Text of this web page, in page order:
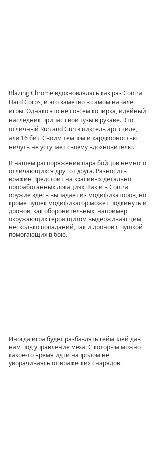
Blazing Chrome вдохновлялась как раз Contra
Hard Corps, и это заметно в самом начале
игры. Однако это не совсем копирка, идейный
наследник припас свои тузы в рукаве. Это
отличный Run and Gun в пиксель арт стиле,
аля 16 бит. Своим темпом и хардкорностью
ничуть не уступает своему вдохновителю.
В нашем распоряжении пара бойцов немного
отличающихся друг от друга. Разносить
вражин предстоит на красивых детально
проработанных локациях. Как и в Contra
оружие здесь выпадает из модификаторов, но
кроме пушек модификатор может подкинуть и
дронов, как оборонительных, например
окружающих героя щитом выдерживающим
несколько попаданий, так и дронов с пушкой
помогающих в бою.
Иногда игра будет разбавлять геймплей дав
нам под управление меха. С которым можно
какое-то время идти напролом не
уворачиваясь от вражеских снарядов.